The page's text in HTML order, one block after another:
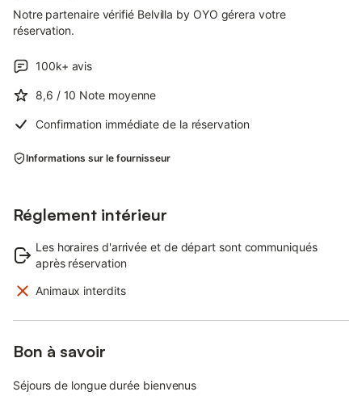
Notre partenaire vérifié Belvilla by OYO gérera votre
réservation.
100k+ avis
8,6 / 10 Note moyenne
Confirmation immédiate de la réservation
Informations sur le fournisseur
Réglement intérieur
Les horaires d'arrivée et de départ sont communiqués
après réservation
Animaux interdits
Bon à savoir
Séjours de longue durée bienvenus